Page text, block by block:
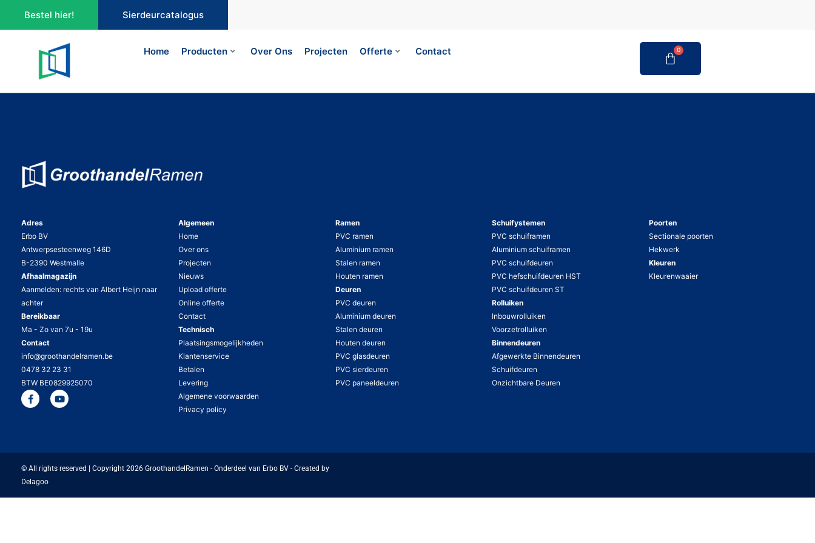
Bestel hier! Sierdeurcatalogus
Home Producten Over Ons Projecten Offerte Contact 0
Adres
Erbo BV
Antwerpsesteenweg 146D
B-2390 Westmalle
Afhaalmagazijn
Aanmelden: rechts van Albert Heijn naar
achter
Bereikbaar
Ma - Zo van 7u - 19u
Contact
info@groothandelramen.be
0478 32 23 31
BTW BE0829925070
Algemeen
Home
Over ons
Projecten
Nieuws
Upload offerte
Online offerte
Contact
Technisch
Plaatsingsmogelijkheden
Klantenservice
Betalen
Levering
Algemene voorwaarden
Privacy policy
Ramen
PVC ramen
Aluminium ramen
Stalen ramen
Houten ramen
Deuren
PVC deuren
Aluminium deuren
Stalen deuren
Houten deuren
PVC glasdeuren
PVC sierdeuren
PVC paneeldeuren
Schuifystemen
PVC schuiframen
Aluminium schuiframen
PVC schuifdeuren
PVC hefschuifdeuren HST
PVC schuifdeuren ST
Rolluiken
Inbouwrolluiken
Voorzetrolluiken
Binnendeuren
Afgewerkte Binnendeuren
Schuifdeuren
Onzichtbare Deuren
Poorten
Sectionale poorten
Hekwerk
Kleuren
Kleurenwaaier
© All rights reserved | Copyright 2026 GroothandelRamen - Onderdeel van Erbo BV - Created by
Delagoo